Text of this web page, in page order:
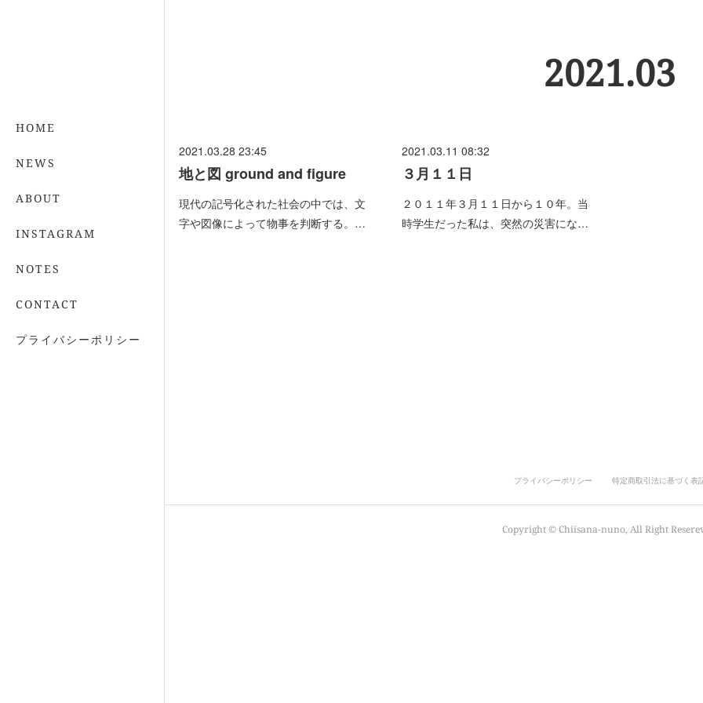
HOME
NEWS
ABOUT
INSTAGRAM
NOTES
CONTACT
プライバシーポリシー
2021.03
2021.03.28 23:45
地と図 ground and figure
現代の記号化された社会の中では、文
字や図像によって物事を判断する。…
2021.03.11 08:32
３月１１日
２０１１年３月１１日から１０年。当
時学生だった私は、突然の災害にな…
プライバシーポリシー 特定商取引法に基づく表
Copyright ©︎ Chiisana-nuno, All Right